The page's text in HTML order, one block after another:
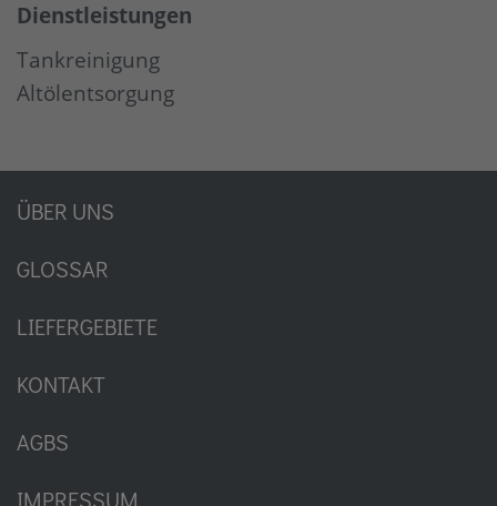
Dienstleistungen
Tankreinigung
Altölentsorgung
ÜBER UNS
GLOSSAR
LIEFERGEBIETE
KONTAKT
AGBS
IMPRESSUM